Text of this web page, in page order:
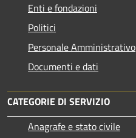
Enti e fondazioni
Politici
Personale Amministrativo
Documenti e dati
CATEGORIE DI SERVIZIO
Anagrafe e stato civile